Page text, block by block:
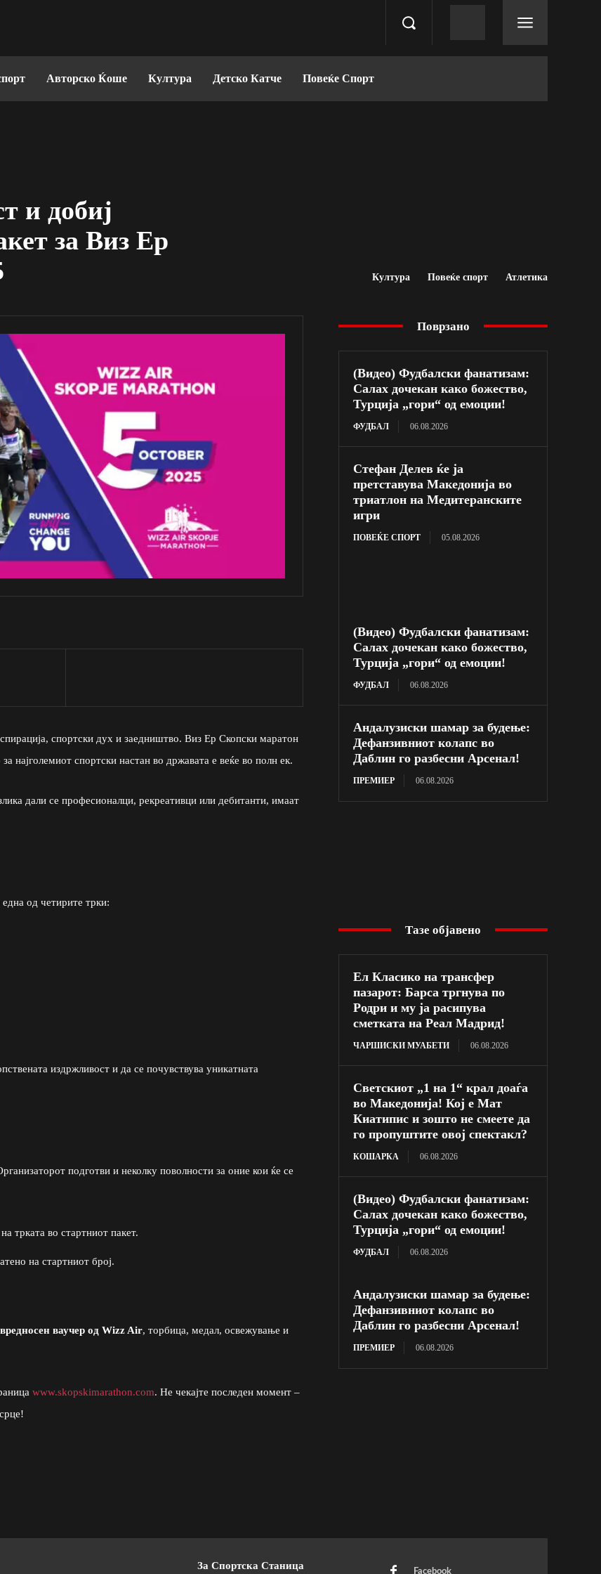
Авторско Ќоше Култура Детско Катче Повеќе Спорт
и добиј
за Виз Ер
Култура Повеќе спорт Атлетика
спортски дух и заедништво. Виз Ер Скопски маратон
за најголемиот спортски настан во државата е веќе во полн ек.
дали се професионалци, рекреативци или дебитанти, имаат
од четирите трки:
издржливост и да се почувствува уникатната
подготви и неколку поволности за оние кои ќе се
трката во стартниот пакет.
на стартниот број.
ваучер од Wizz Air, торбица, медал, освежување и
www.skopskimarathon.com. Не чекајте последен момент –
Поврзано
(Видео) Фудбалски фанатизам:
Салах дочекан како божество,
Турција „гори“ од емоции!
ФУДБАЛ 06.08.2026
Стефан Делев ќе ја
претставува Македонија во
триатлон на Медитеранските
игри
ПОВЕЌЕ СПОРТ 05.08.2026
(Видео) Фудбалски фанатизам:
Салах дочекан како божество,
Турција „гори“ од емоции!
ФУДБАЛ 06.08.2026
Андалузиски шамар за будење:
Дефанзивниот колапс во
Даблин го разбесни Арсенал!
ПРЕМИЕР 06.08.2026
Тазе објавено
Ел Класико на трансфер
пазарот: Барса тргнува по
Родри и му ја расипува
сметката на Реал Мадрид!
ЧАРШИСКИ МУАБЕТИ 06.08.2026
Светскиот „1 на 1“ крал доаѓа
во Македонија! Кој е Мат
Киатипис и зошто не смеете да
го пропуштите овој спектакл?
КОШАРКА 06.08.2026
(Видео) Фудбалски фанатизам:
Салах дочекан како божество,
Турција „гори“ од емоции!
ФУДБАЛ 06.08.2026
Андалузиски шамар за будење:
Дефанзивниот колапс во
Даблин го разбесни Арсенал!
ПРЕМИЕР 06.08.2026
За Спортска Станица Facebook